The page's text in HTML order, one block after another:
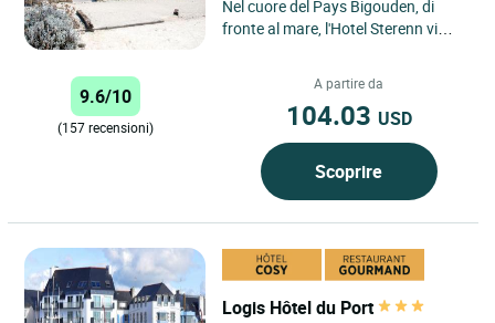
Nel cuore del Pays Bigouden, di
fronte al mare, l'Hotel Sterenn vi
9.6/10
(157 recensioni)
A partire da
104.03 USD
Scoprire
Logis Hôtel du Port